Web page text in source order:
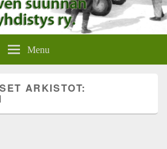
suunnan
Menu
ARKISTOT: